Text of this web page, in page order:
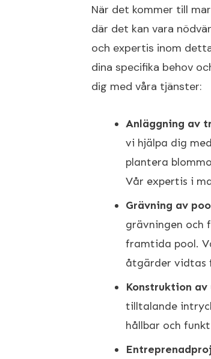
När det kommer till
där det kan vara
och expertis inom
dina specifika behov
dig med våra tjänster:
Anläggning av
vi hjälpa dig
plantera
Vår expertis i
Grävning av
grävningen och
framtida pool.
åtgärder vidtas
Konstruktion
tilltalande
hållbar och